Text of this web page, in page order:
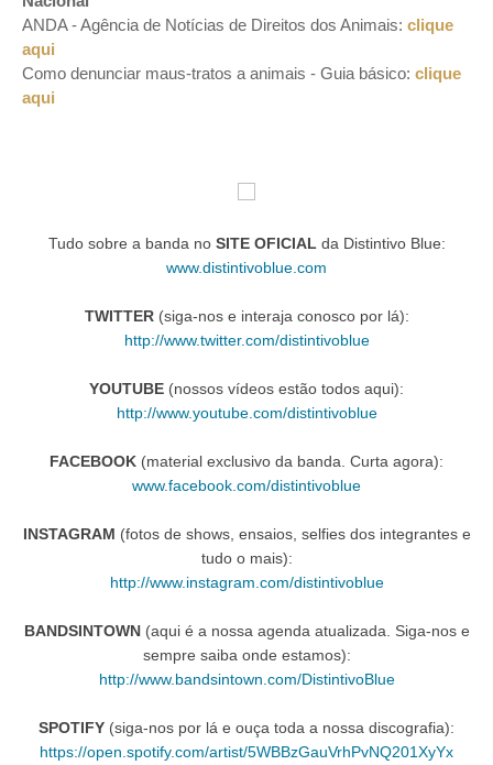
ANDA - Agência de Notícias de Direitos dos Animais: clique
aqui
Como denunciar maus-tratos a animais - Guia básico: clique
aqui
Tudo sobre a banda no SITE OFICIAL da Distintivo Blue:
www.distintivoblue.com
TWITTER(siga-nos e interaja conosco por lá):
http://www.twitter.com/distintivoblue
YOUTUBE (nossos vídeos estão todos aqui):
http://www.youtube.com/distintivoblue
FACEBOOK (material exclusivo da banda. Curta agora):
www.facebook.com/distintivoblue
INSTAGRAM (fotos de shows, ensaios, selfies dos integrantes e
tudo o mais):
http://www.instagram.com/distintivoblue
BANDSINTOWN(aqui é a nossa agenda atualizada. Siga-nos e
sempre saiba onde estamos):
http://www.bandsintown.com/DistintivoBlue
SPOTIFY (siga-nos por lá e ouça toda a nossa discografia):
https://open.spotify.com/artist/5WBBzGauVrhPvNQ201XyYx